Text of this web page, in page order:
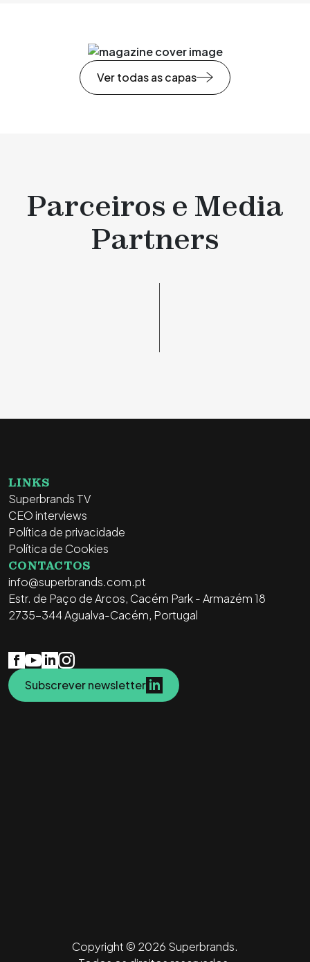
Ver todas as capas
Parceiros e Media
Partners
LINKS
Superbrands TV
CEO interviews
Política de privacidade
Política de Cookies
CONTACTOS
info@superbrands.com.pt
Estr. de Paço de Arcos, Cacém Park - Armazém 18
2735-344 Agualva-Cacém, Portugal
Subscrever newsletter
Copyright © 2026 Superbrands.